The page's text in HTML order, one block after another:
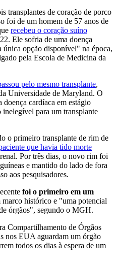
transplantes de coração de porco
foi de um homem de 57 anos de
recebeu o coração suíno
Ele sofria de uma doença
única opção disponível" na época,
pela Escola de Medicina da
pelo mesmo transplante,
Universidade de Maryland. O
cardíaca em estágio
para um transplante
o primeiro transplante de rim de
que havia tido morte
Por três dias, o novo rim foi
e mantido do lado de fora
aos pesquisadores.
foi o primeiro em um
marco histórico e "uma potencial
órgãos", segundo o MGH.
Compartilhamento de Órgãos
nos EUA aguardam um órgão
todos os dias à espera de um